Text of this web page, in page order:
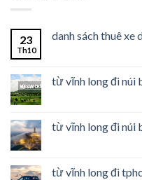
23
Th10
danh sách thuê xe
từ vĩnh long đi núi
từ vĩnh long đi núi
từ vĩnh long đi